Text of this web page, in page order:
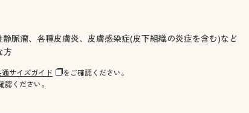
脈瘤、各種皮膚炎、皮膚感染症(皮下組織の炎症を含む)など
方
通サイズガイド
をご確認ください。
認ください。